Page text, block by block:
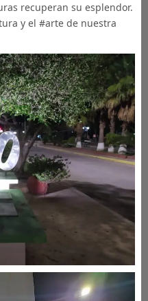
recuperan su esplendor.
y el #arte de nuestra